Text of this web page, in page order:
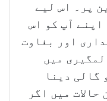
پر۔ اس لیے
اپنے آپ کو اس
اور بغاوت
میں
گالی دینا
میں اگر